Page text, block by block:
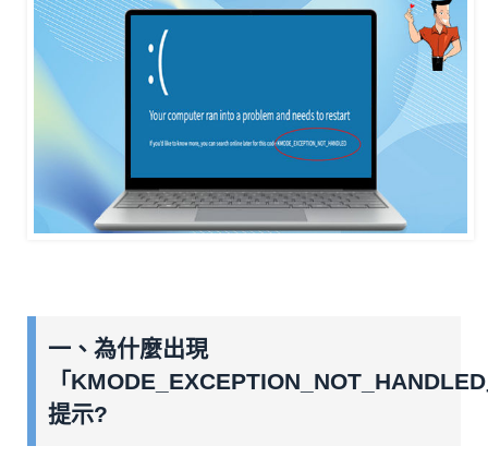
一、為什麼出現
「
提示?